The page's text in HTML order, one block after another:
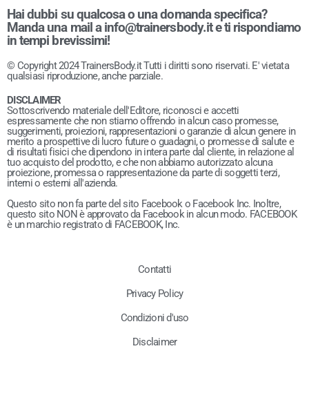
Hai dubbi su qualcosa o una domanda specifica?
Manda una mail ainfo@trainersbody.ite ti rispondiamo
in tempi brevissimi!
© Copyright 2024 TrainersBody.it Tutti i diritti sono riservati. E' vietata
qualsiasi riproduzione, anche parziale.
DISCLAIMER
Sottoscrivendo materiale dell'Editore, riconosci e accetti
espressamente che non stiamo offrendo in alcun caso promesse,
suggerimenti, proiezioni, rappresentazioni o garanzie di alcun genere in
merito a prospettive di lucro future o guadagni, o promesse di salute e
di risultati fisici che dipendono in intera parte dal cliente, in relazione al
tuo acquisto del prodotto, e che non abbiamo autorizzato alcuna
proiezione, promessa o rappresentazione da parte di soggetti terzi,
interni o esterni all'azienda.
Questo sito non fa parte del sito Facebook o Facebook Inc. Inoltre,
questo sito NON è approvato da Facebook in alcun modo. FACEBOOK
è un marchio registrato di FACEBOOK, Inc.
Contatti
Privacy Policy
Condizioni d'uso
Disclaimer